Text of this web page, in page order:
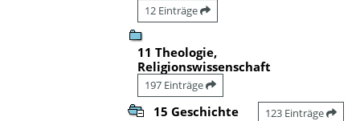
12 Einträge
11 Theologie,
Religionswissenschaft
197 Einträge
15 Geschichte 123 Einträge